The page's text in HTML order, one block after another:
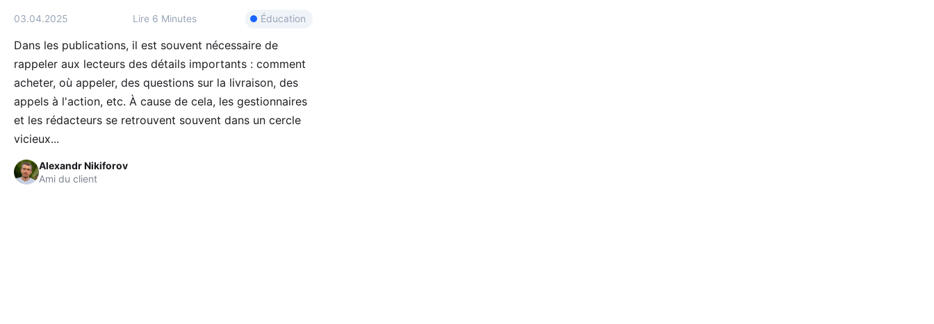
03.04.2025 Lire 6 Minutes Éducation
Dans les publications, il est souvent nécessaire de
rappeler aux lecteurs des détails importants : comment
acheter, où appeler, des questions sur la livraison, des
appels à l'action, etc. À cause de cela, les gestionnaires
et les rédacteurs se retrouvent souvent dans un cercle
vicieux...
Alexandr Nikiforov
Ami du client